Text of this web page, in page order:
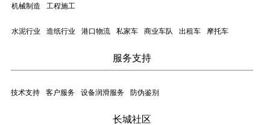
机械制造 工程施工
水泥行业 造纸行业 港口物流 私家车 商业车队 出租车 摩托车
服务支持
技术支持 客户服务 设备润滑服务 防伪鉴别
长城社区